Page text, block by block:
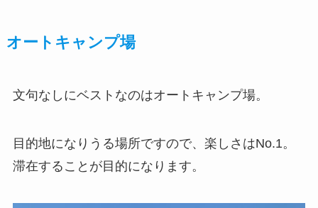
オートキャンプ場
文句なしにベストなのはオートキャンプ場。
目的地になりうる場所ですので、楽しさはNo.1。
滞在することが目的になります。